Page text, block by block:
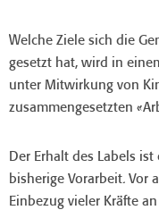
Welche Ziele sich die
gesetzt hat, wird in
unter Mitwirkung von
zusammengesetzten
Der Erhalt des Labels
bisherige Vorarbeit. Vor
Einbezug vieler Kräfte